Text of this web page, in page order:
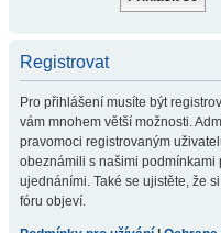
Registrovat
Pro přihlášení musíte být
vám mnohem větší možnosti.
pravomoci registrovaným
obeznámili s našimi
ujednáními. Také se ujistěte, že
fóru objeví.